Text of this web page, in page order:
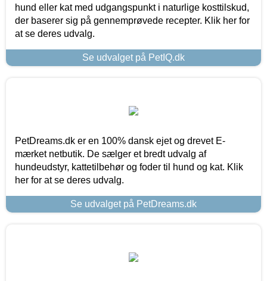
hund eller kat med udgangspunkt i naturlige kosttilskud,
der baserer sig på gennemprøvede recepter. Klik her for
at se deres udvalg.
Se udvalget på PetIQ.dk
PetDreams.dk er en 100% dansk ejet og drevet E-
mærket netbutik. De sælger et bredt udvalg af
hundeudstyr, kattetilbehør og foder til hund og kat. Klik
her for at se deres udvalg.
Se udvalget på PetDreams.dk